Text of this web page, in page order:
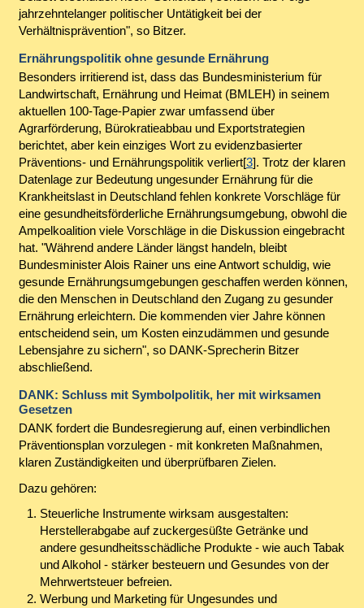
jahrzehntelanger politischer Untätigkeit bei der
Verhältnisprävention", so Bitzer.
Ernährungspolitik ohne gesunde Ernährung
Besonders irritierend ist, dass das Bundesministerium für
Landwirtschaft, Ernährung und Heimat (BMLEH) in seinem
aktuellen 100-Tage-Papier zwar umfassend über
Agrarförderung, Bürokratieabbau und Exportstrategien
berichtet, aber kein einziges Wort zu evidenzbasierter
Präventions- und Ernährungspolitik verliert[3]. Trotz der klaren
Datenlage zur Bedeutung ungesunder Ernährung für die
Krankheitslast in Deutschland fehlen konkrete Vorschläge für
eine gesundheitsförderliche Ernährungsumgebung, obwohl die
Ampelkoalition viele Vorschläge in die Diskussion eingebracht
hat. "Während andere Länder längst handeln, bleibt
Bundesminister Alois Rainer uns eine Antwort schuldig, wie
gesunde Ernährungsumgebungen geschaffen werden können,
die den Menschen in Deutschland den Zugang zu gesunder
Ernährung erleichtern. Die kommenden vier Jahre können
entscheidend sein, um Kosten einzudämmen und gesunde
Lebensjahre zu sichern", so DANK-Sprecherin Bitzer
abschließend.
DANK: Schluss mit Symbolpolitik, her mit wirksamen
Gesetzen
DANK fordert die Bundesregierung auf, einen verbindlichen
Präventionsplan vorzulegen - mit konkreten Maßnahmen,
klaren Zuständigkeiten und überprüfbaren Zielen.
Dazu gehören:
Steuerliche Instrumente wirksam ausgestalten:
Herstellerabgabe auf zuckergesüßte Getränke und
andere gesundheitsschädliche Produkte - wie auch Tabak
und Alkohol - stärker besteuern und Gesundes von der
Mehrwertsteuer befreien.
Werbung und Marketing für Ungesundes und